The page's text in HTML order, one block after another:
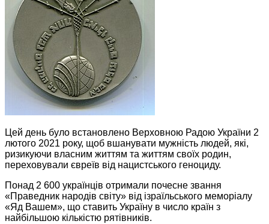
Цей день було встановлено Верховною Радою України 2
лютого 2021 року, щоб вшанувати мужність людей, які,
ризикуючи власним життям та життям своїх родин,
переховували євреїв від нацистського геноциду.
Понад 2 600 українців отримали почесне звання
«Праведник народів світу» від ізраїльського меморіалу
«Яд Вашем», що ставить Україну в число країн з
найбільшою кількістю рятівників.